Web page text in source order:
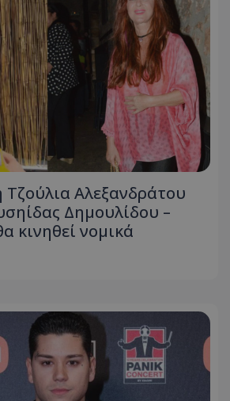
Αλεξανδράτου
Δημουλίδου –
κινηθεί νομικά